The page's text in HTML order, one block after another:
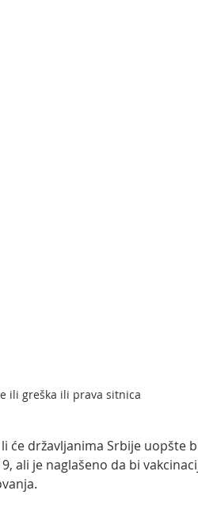
ili greška ili prava sitnica
će državljanima Srbije uopšte
ali je naglašeno da bi